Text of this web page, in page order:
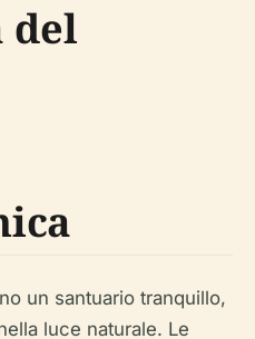
del
un santuario tranquillo,
luce naturale. Le